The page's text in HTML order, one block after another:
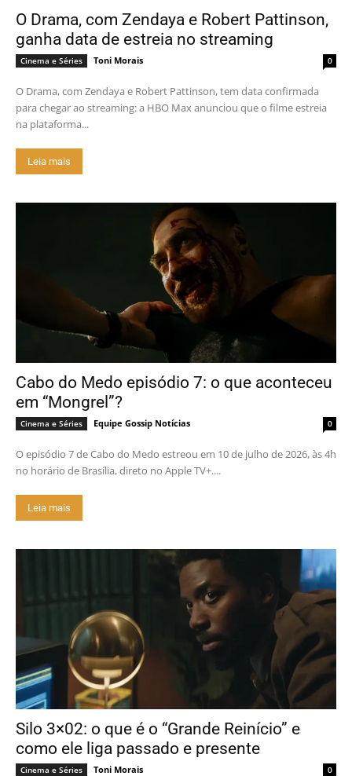
O Drama, com Zendaya e Robert Pattinson,
ganha data de estreia no streaming
Cinema e Séries Toni Morais 0
O Drama, com Zendaya e Robert Pattinson, tem data confirmada
para chegar ao streaming: a HBO Max anunciou que o filme estreia
na plataforma...
Leia mais
Cabo do Medo episódio 7: o que aconteceu
em “Mongrel”?
Cinema e Séries Equipe Gossip Notícias 0
O episódio 7 de Cabo do Medo estreou em 10 de julho de 2026, às 4h
no horário de Brasília, direto no Apple TV+....
Leia mais
Silo 3×02: o que é o “Grande Reinício” e
como ele liga passado e presente
Cinema e Séries Toni Morais 0